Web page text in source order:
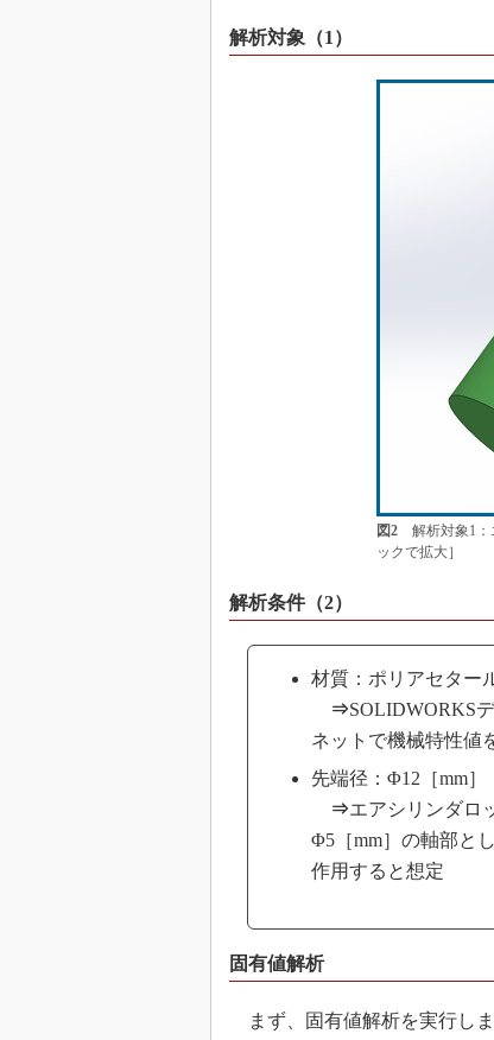
解析対象（1）
図2解析対象1：
ックで拡大］
解析条件（2）
材質：ポリアセター
⇒SOLIDWORKS
ネットで機械特性値
先端径：Φ12［mm］
⇒エアシリンダロ
Φ5［mm］の軸部と
作用すると想定
固有値解析
まず、固有値解析を実行し